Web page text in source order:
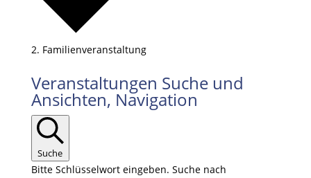
Familienveranstaltung
Veranstaltungen Suche und
Ansichten, Navigation
Suche
Bitte Schlüsselwort eingeben. Suche nach